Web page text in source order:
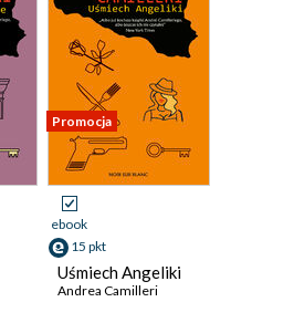
Promocja
ebook
15 pkt
Uśmiech Angeliki
Andrea Camilleri